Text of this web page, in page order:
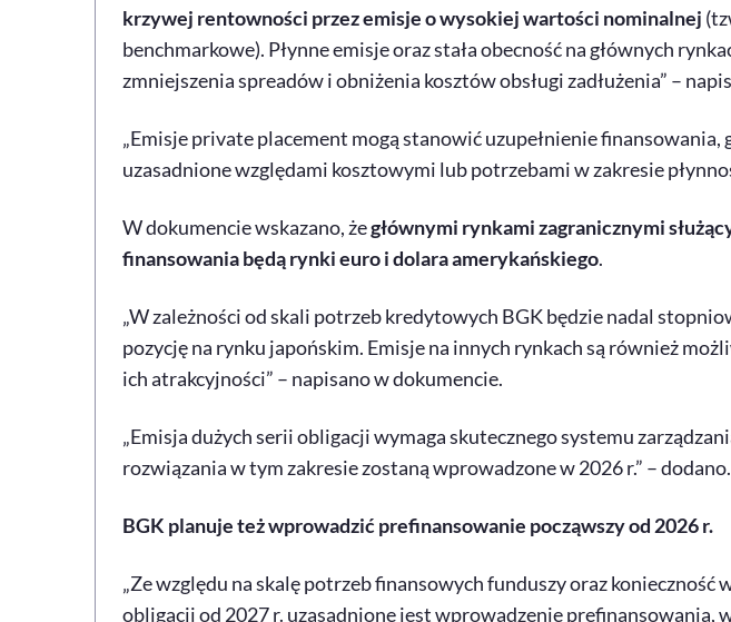
krzywej rentowności przez emisje o wysokiej wartości nominalnej
benchmarkowe). Płynne emisje oraz stała obecność na głównych
zmniejszenia spreadów i obniżenia kosztów obsługi zadłużenia” –
„Emisje private placement mogą stanowić uzupełnienie finansowania,
uzasadnione względami kosztowymi lub potrzebami w zakresie
W dokumencie wskazano, żegłównymi rynkami zagranicznymi
finansowania będą rynki euro i dolara amerykańskiego.
„W zależności od skali potrzeb kredytowych BGK będzie nadal
pozycję na rynku japońskim. Emisje na innych rynkach są również
ich atrakcyjności” – napisano w dokumencie.
„Emisja dużych serii obligacji wymaga skutecznego systemu
rozwiązania w tym zakresie zostaną wprowadzone w 2026 r.” – dodano.
BGK planuje też wprowadzić prefinansowanie począwszy od 2026 r.
„Ze względu na skalę potrzeb finansowych funduszy oraz konieczność
obligacji od 2027 r. uzasadnione jest wprowadzenie prefinansowania,